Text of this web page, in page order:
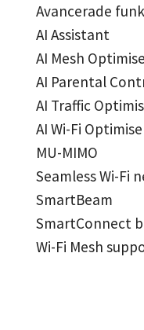
Avancerade
AI Assistant
AI Mesh
AI Parental
AI Traffic
AI Wi-Fi
MU-MIMO
Seamless Wi-Fi
SmartBeam
SmartConnect
Wi-Fi Mesh